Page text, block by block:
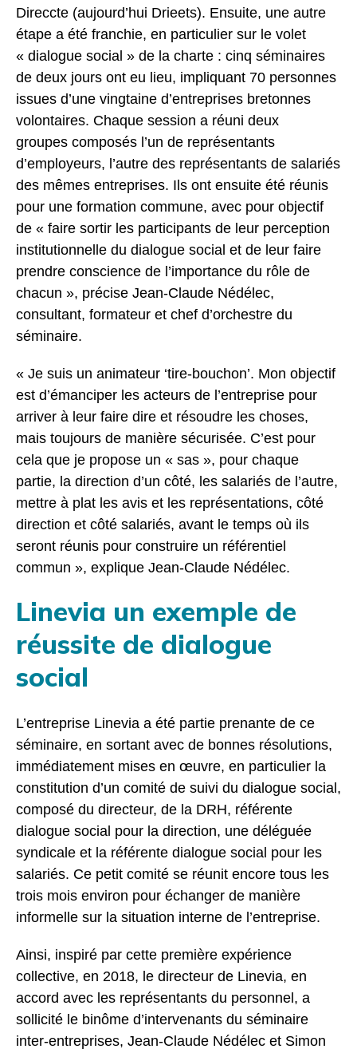
Direccte (aujourd’hui Drieets). Ensuite, une autre
étape a été franchie, en particulier sur le volet
« dialogue social » de la charte : cinq séminaires
de deux jours ont eu lieu, impliquant 70 personnes
issues d’une vingtaine d’entreprises bretonnes
volontaires. Chaque session a réuni deux
groupes composés l’un de représentants
d’employeurs, l’autre des représentants de salariés
des mêmes entreprises. Ils ont ensuite été réunis
pour une formation commune, avec pour objectif
de « faire sortir les participants de leur perception
institutionnelle du dialogue social et de leur faire
prendre conscience de l’importance du rôle de
chacun », précise Jean-Claude Nédélec,
consultant, formateur et chef d’orchestre du
séminaire.
« Je suis un animateur ‘tire-bouchon’. Mon objectif
est d’émanciper les acteurs de l’entreprise pour
arriver à leur faire dire et résoudre les choses,
mais toujours de manière sécurisée. C’est pour
cela que je propose un « sas », pour chaque
partie, la direction d’un côté, les salariés de l’autre,
mettre à plat les avis et les représentations, côté
direction et côté salariés, avant le temps où ils
seront réunis pour construire un référentiel
commun », explique Jean-Claude Nédélec.
Linevia un exemple de
réussite de dialogue
social
L’entreprise Linevia a été partie prenante de ce
séminaire, en sortant avec de bonnes résolutions,
immédiatement mises en œuvre, en particulier la
constitution d’un comité de suivi du dialogue social,
composé du directeur, de la DRH, référente
dialogue social pour la direction, une déléguée
syndicale et la référente dialogue social pour les
salariés. Ce petit comité se réunit encore tous les
trois mois environ pour échanger de manière
informelle sur la situation interne de l’entreprise.
Ainsi, inspiré par cette première expérience
collective, en 2018, le directeur de Linevia, en
accord avec les représentants du personnel, a
sollicité le binôme d’intervenants du séminaire
inter-entreprises, Jean-Claude Nédélec et Simon